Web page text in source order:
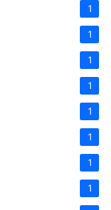
1
1
1
1
1
1
1
1